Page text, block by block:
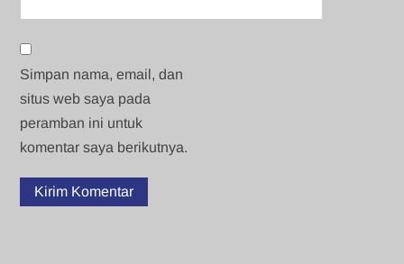
Simpan nama, email, dan
situs web saya pada
peramban ini untuk
komentar saya berikutnya.